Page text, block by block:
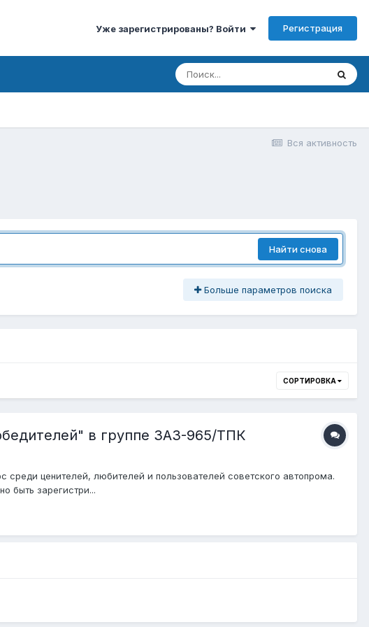
Уже зарегистрированы? Войти Регистрация
Вся активность
Найти снова
Больше параметров поиска
СОРТИРОВКА
в группе ЗАЗ-965/ТПК
ценителей, любителей и пользователей советского автопрома.
быть зарегистри...